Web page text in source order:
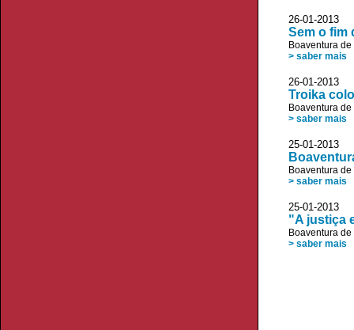
26-01-2013
Sem o fim
Boaventura
> saber mais
26-01-2013
Troika
Boaventura
> saber mais
25-01-2013
Boaventura
> saber mais
25-01-
"A justiça
Boaventura
> saber mais